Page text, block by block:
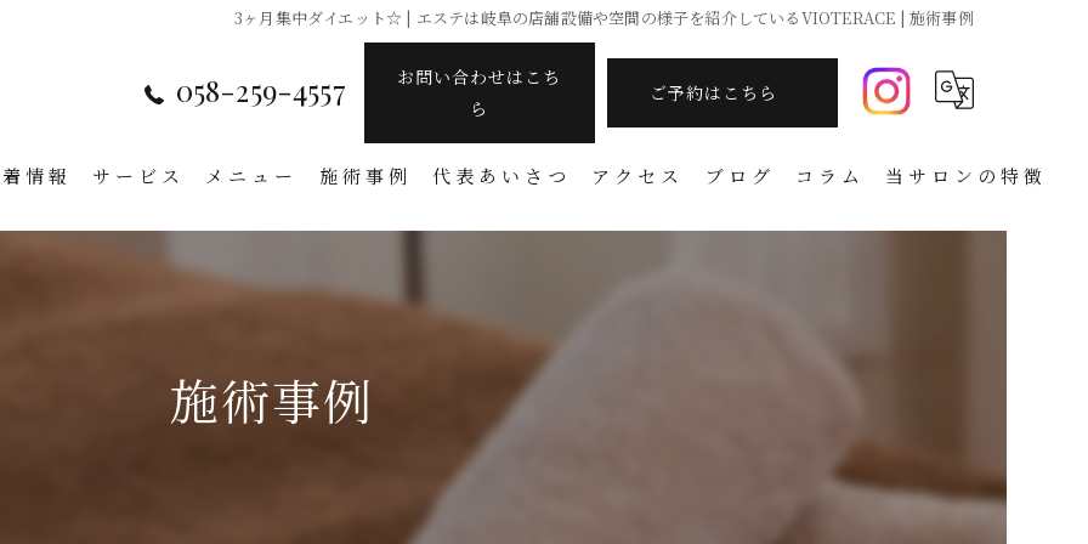
3ヶ月集中ダイエット☆ | エステは岐阜の店舗設備や空間の様子を紹介しているVIOTERACE | 施術事例
058-259-4557
お問い合わせはこち
ら
ご予約はこちら
情報 サービス メニュー 施術事例 代表あいさつ アクセス ブログ コラム 当サロンの特徴
タラソテラピー
施術事例